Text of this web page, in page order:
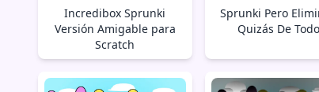
Incredibox Sprunki
Versión Amigable para
Scratch
Sprunki Pero
Quizás De